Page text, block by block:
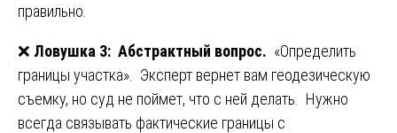
правильно.
❌ Ловушка 3: Абстрактный вопрос. «Определить
границы участка». Эксперт вернет вам геодезическую
съемку, но суд не поймет, что с ней делать. Нужно
всегда связывать фактические границы с